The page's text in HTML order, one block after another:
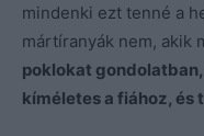
mindenki ezt tenné a
mártíranyák nem, akik
poklokat
kíméletes a fiához, és